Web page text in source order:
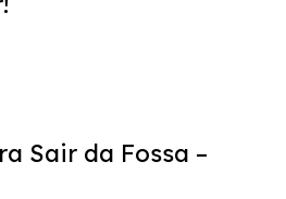
Sair da Fossa –